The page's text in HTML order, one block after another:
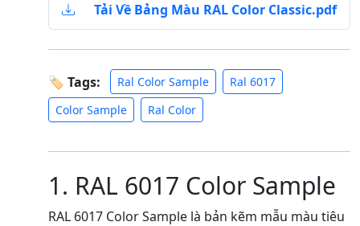
Tải Về Bảng Màu RAL Color Classic.pdf
🏷 Tags: Ral Color Sample
Ral 6017
Color Sample
Ral Color
1. RAL 6017 Color Sample
RAL 6017 Color Sample là bản kẽm mẫu màu tiêu